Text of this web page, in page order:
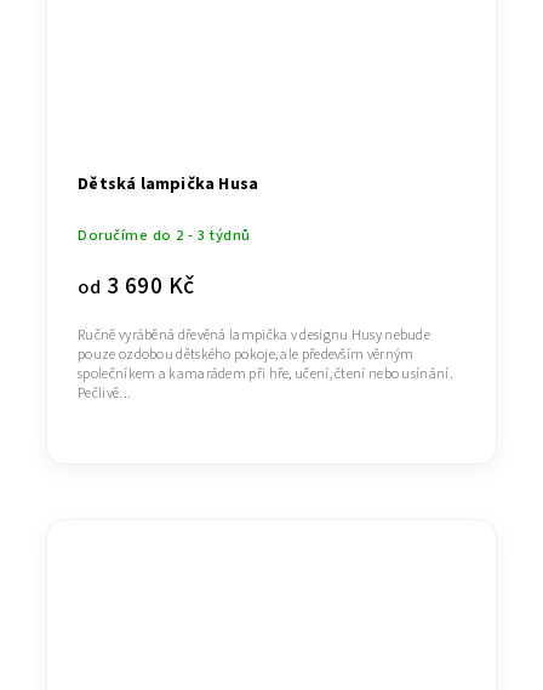
Dětská lampička Husa
Doručíme do 2 - 3 týdnů
od 3 690 Kč
Ručně vyráběná dřevěná lampička v designu Husy nebude
pouze ozdobou dětského pokoje, ale především věrným
společníkem a kamarádem při hře, učení, čtení nebo usínání.
Pečlivě...